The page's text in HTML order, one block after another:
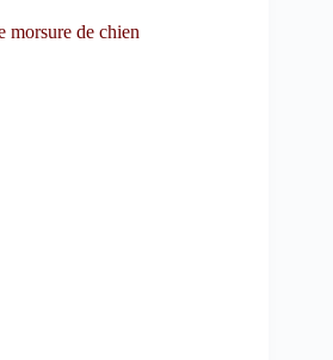
morsure de chien